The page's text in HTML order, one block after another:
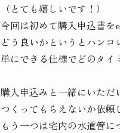
（とても嬉しいです！）
今回は初めて購入申込書を
どう良いかというとハン
単にできる仕様でどのタイ
購入申込みと一緒にいた
つくってもらえないか依頼
もう一つは宅内の水道管に